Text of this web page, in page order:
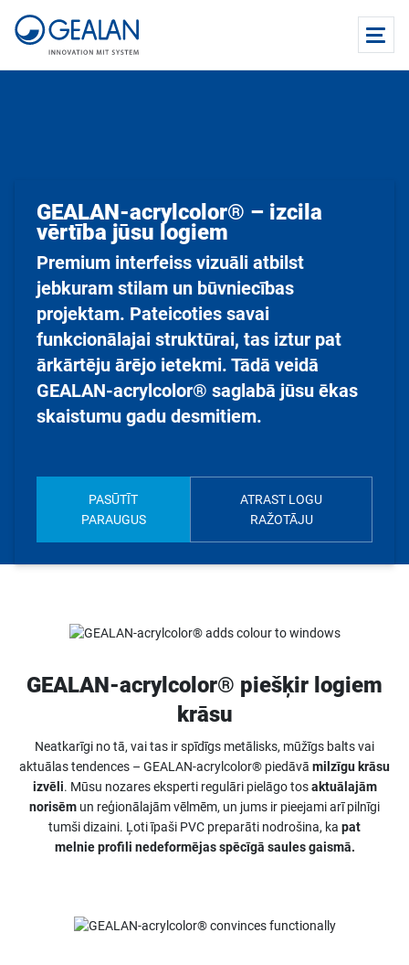
GEALAN-acrylcolor® – izcila
vērtība jūsu logiem
Premium interfeiss vizuāli atbilst
jebkuram stilam un būvniecības
projektam. Pateicoties savai
funkcionālajai struktūrai, tas iztur pat
ārkārtēju ārējo ietekmi. Tādā veidā
GEALAN-acrylcolor® saglabā jūsu ēkas
skaistumu gadu desmitiem.
PASŪTĪT
PARAUGUS
ATRAST LOGU
RAŽOTĀJU
GEALAN-acrylcolor® piešķir logiem
krāsu
Neatkarīgi no tā, vai tas ir spīdīgs metālisks, mūžīgs balts vai
aktuālas tendences – GEALAN-acrylcolor® piedāvā milzīgu krāsu
izvēli. Mūsu nozares eksperti regulāri pielāgo tosaktuālajām
norisēm un reģionālajām vēlmēm, un jums ir pieejami arī pilnīgi
tumši dizaini. Ļoti īpaši PVC preparāti nodrošina, ka pat
melnie profili nedeformējas spēcīgā saules gaismā.